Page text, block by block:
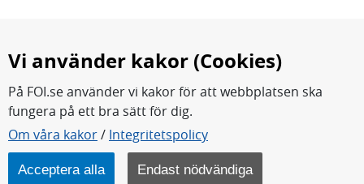
FOI forskar för en säkrare värld.
FOI:s kärnverksamhet är forskning, metod- och
teknikutveckling samt analyser och studier.
Myndigheten ligger under Försvarsdepartementet.
Vi använder kakor (Cookies)
På FOI.se använder vi kakor för att webbplatsen ska
fungera på ett bra sätt för dig.
Om våra kakor/ Integritetspolicy
Acceptera alla Endast nödvändiga